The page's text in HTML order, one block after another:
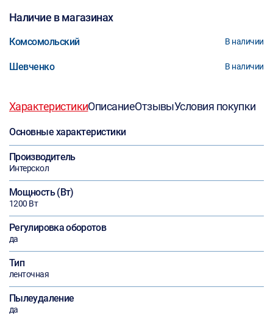
Наличие в магазинах
Комсомольский В наличии
Шевченко В наличии
ХарактеристикиОписаниеОтзывыУсловия покупки
Основные характеристики
Производитель
Интерскол
Мощность (Вт)
1200 Вт
Регулировка оборотов
да
Тип
ленточная
Пылеудаление
да